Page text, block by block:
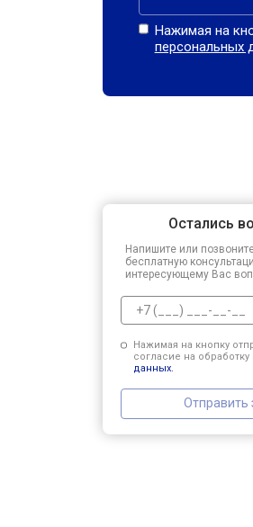
Нажимая на
персональных
Остались
Напишите или
бесплатную
интересующему Вас
Нажимая на кнопку
согласие на обработку
данных.
Отправить